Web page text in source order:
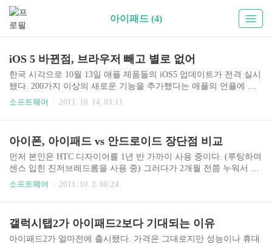
아이패드 (4)
iOS 5 바뀐점, 브라우저 빼고 별로 없어
한국 시각으로 10월 13일 애플 제품들의 iOS5 업데이트가 전격 실시
됐다. 200가지 이상의 새로운 기능을 추가했다는 애플의 언플에 잔
뜩 기대를 했다. 1. 알림센터 그 중에서도 안드로이드의 알림과 비슷
지만, 아이폰에도 나오는 날씨 정보 등은 어디에도 나오지 않고, 그
냥 페이스북 알림이나 이메일 알림등만 쌓여 나간다. 기대엔 못 미쳤
지만 팝업으로 뜨던 알림이 알림센터로 가는 점은 기존보다 개선되
긴 했다. 2. 웹브라우저 사파리는 좋아졌다. 맥OS, 윈도, iOS 등 플랫
폼을 가리지 않고 구리기로 유명한 사..
소프트웨어 2011. 10. 14. 03:11
아이폰, 아이패드 vs 안드로이드 장단점 비교
먼저 본인은 HTC 디자이어를 1년 반 가까이 사용 중이다. (루팅하여
센스 입힌 진저브레드롬을 사용 중) 그러다가 2개월 전쯤 누워서 엔
하위키와 와이고수를 하기 위하여 적당한 태블릿PC를 알아보다가
스를 까대던 본인이 애플의 제품(아이패드2)을 구입한 이유는 태블
릿PC는 필요한데 아이패드 말고는 딱히 살만한 다른 태블릿PC가 보
소프트웨어 2011. 10. 2. 00:24
갤럭시탭2가 아이패드2보다 기대되는 이유
아이패드2가 얼마전에 출시됐다. 가격은 그대로지만 성능이나 휴대